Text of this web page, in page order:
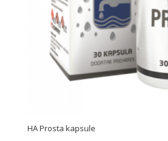
HA Prosta kapsule